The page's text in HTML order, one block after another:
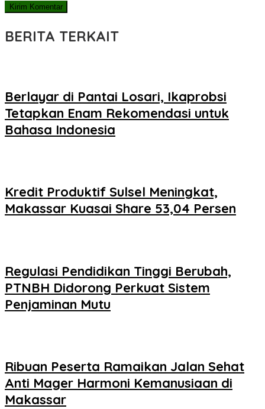
BERITA TERKAIT
Berlayar di Pantai Losari, Ikaprobsi
Tetapkan Enam Rekomendasi untuk
Bahasa Indonesia
Kredit Produktif Sulsel Meningkat,
Makassar Kuasai Share 53,04 Persen
Regulasi Pendidikan Tinggi Berubah,
PTNBH Didorong Perkuat Sistem
Penjaminan Mutu
Ribuan Peserta Ramaikan Jalan Sehat
Anti Mager Harmoni Kemanusiaan di
Makassar